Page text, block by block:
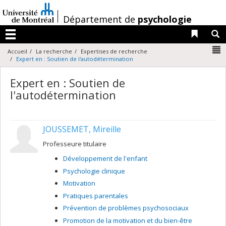
au
contenu
/Département de psychologie
Menu
Liens
Accueil La recherche
Expertises de recherche
Expert en : Soutien de l'autodétermination
Expert en : Soutien de
l'autodétermination
JOUSSEMET, Mireille
Professeure titulaire
Développement de l'enfant
Psychologie clinique
Motivation
Pratiques parentales
Prévention de problèmes psychosociaux
Promotion de la motivation et du bien-être